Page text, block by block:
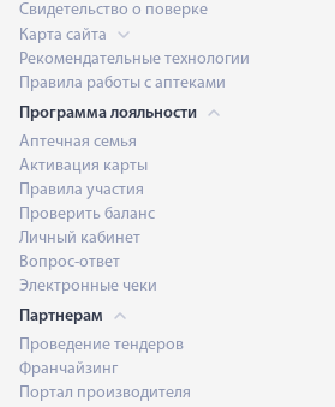
Свидетельство о поверке
Карта сайта
Рекомендательные технологии
Правила работы с аптеками
Программа лояльности
Аптечная семья
Активация карты
Правила участия
Проверить баланс
Личный кабинет
Вопрос-ответ
Электронные чеки
Партнерам
Проведение тендеров
Франчайзинг
Портал производителя